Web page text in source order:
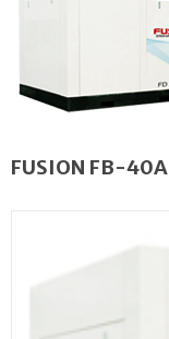
FUSION FB-40A